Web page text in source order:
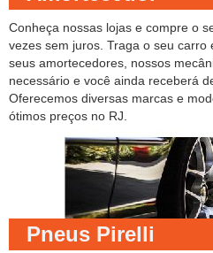
Conheça nossas lojas e compre o
vezes sem juros. Traga o seu carro
seus amortecedores, nossos
necessário e você ainda receberá
Oferecemos diversas marcas e
ótimos preços no RJ.
Pneus Pirelli